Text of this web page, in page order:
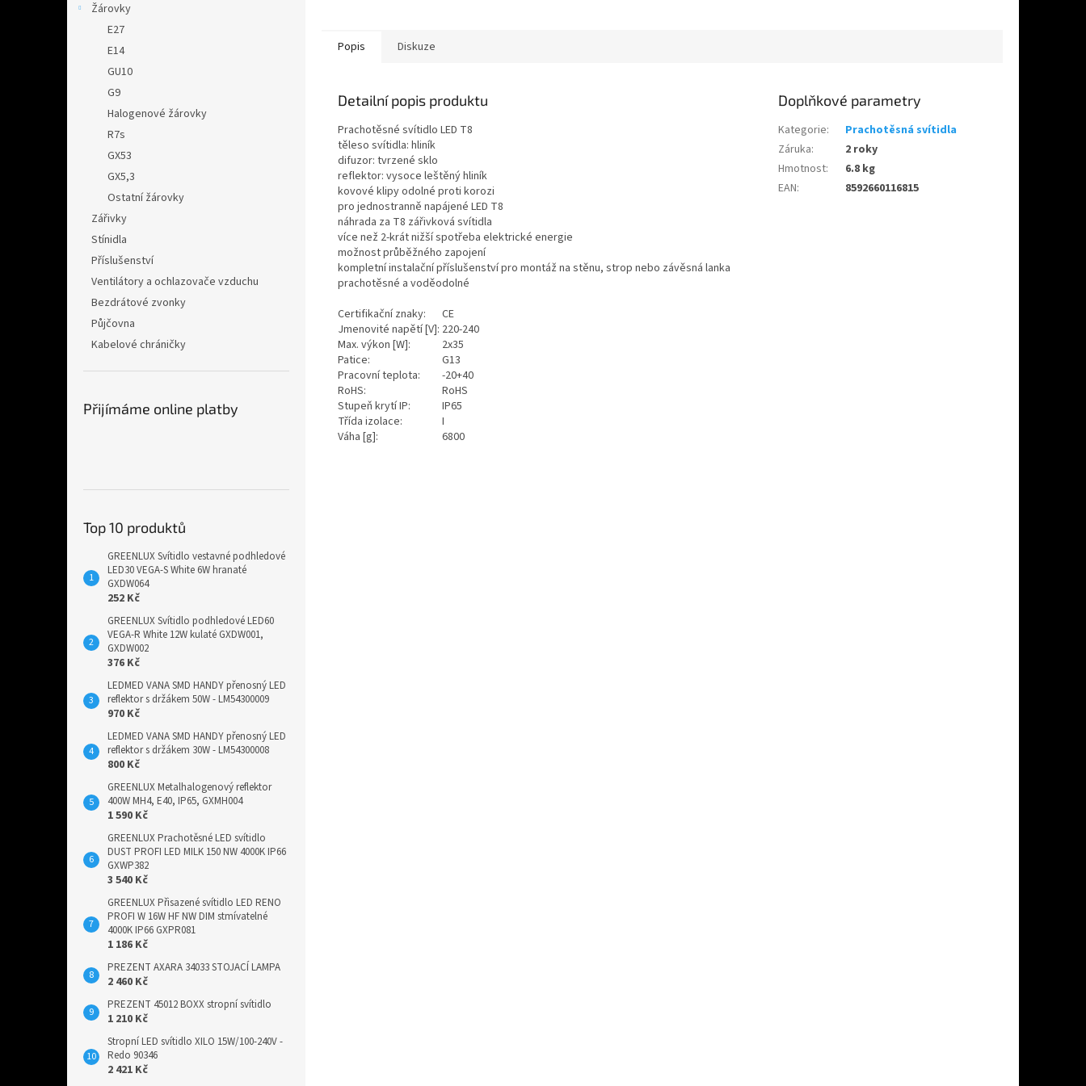
Žárovky
E27
E14
GU10
G9
Halogenové žárovky
R7s
GX53
GX5,3
Ostatní žárovky
Zářivky
Stínidla
Příslušenství
Ventilátory a ochlazovače vzduchu
Bezdrátové zvonky
Půjčovna
Kabelové chráničky
Přijímáme online platby
Top 10 produktů
GREENLUX Svítidlo vestavné podhledové
LED30 VEGA-S White 6W hranaté
GXDW064
252 Kč
GREENLUX Svítidlo podhledové LED60
VEGA-R White 12W kulaté GXDW001,
GXDW002
376 Kč
LEDMED VANA SMD HANDY přenosný LED
reflektor s držákem 50W - LM54300009
970 Kč
LEDMED VANA SMD HANDY přenosný LED
reflektor s držákem 30W - LM54300008
800 Kč
GREENLUX Metalhalogenový reflektor
400W MH4, E40, IP65, GXMH004
1 590 Kč
GREENLUX Prachotěsné LED svítidlo
DUST PROFI LED MILK 150 NW 4000K IP66
GXWP382
3 540 Kč
GREENLUX Přisazené svítidlo LED RENO
PROFI W 16W HF NW DIM stmívatelné
4000K IP66 GXPR081
1 186 Kč
PREZENT AXARA 34033 STOJACÍ LAMPA
2 460 Kč
PREZENT 45012 BOXX stropní svítidlo
1 210 Kč
Stropní LED svítidlo XILO 15W/100-240V -
Redo 90346
2 421 Kč
Popis Diskuze
Detailní popis produktu
Prachotěsné svítidlo LED T8
těleso svítidla: hliník
difuzor: tvrzené sklo
reflektor: vysoce leštěný hliník
kovové klipy odolné proti korozi
pro jednostranně napájené LED T8
náhrada za T8 zářivková svítidla
více než 2-krát nižší spotřeba elektrické energie
možnost průběžného zapojení
kompletní instalační příslušenství pro montáž na stěnu, strop nebo závěsná lanka
prachotěsné a voděodolné
Certifikační znaky:
CE
Jmenovité napětí [V]: 220-240
Max. výkon [W]:
2x35
Patice:
G13
Pracovní teplota:
-20+40
RoHS:
RoHS
Stupeň krytí IP:
IP65
Třída izolace:
I
Váha [g]:
6800
Doplňkové parametry
Kategorie:
Prachotěsná svítidla
Záruka:
2 roky
Hmotnost:
6.8 kg
EAN: 8592660116815